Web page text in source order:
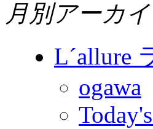
月別アーカ
L´allure
ogawa